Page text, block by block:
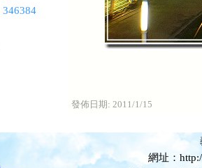
346384
發佈日期: 2011/1/15
網址：